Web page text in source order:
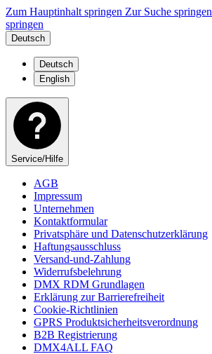
Zum Hauptinhalt springen Zur Suche springen
springen
Deutsch
Deutsch
English
Service/Hilfe
AGB
Impressum
Unternehmen
Kontaktformular
Privatsphäre und Datenschutzerklärung
Haftungsausschluss
Versand-und-Zahlung
Widerrufsbelehrung
DMX RDM Grundlagen
Erklärung zur Barrierefreiheit
Cookie-Richtlinien
GPRS Produktsicherheitsverordnung
B2B Registrierung
DMX4ALL FAQ